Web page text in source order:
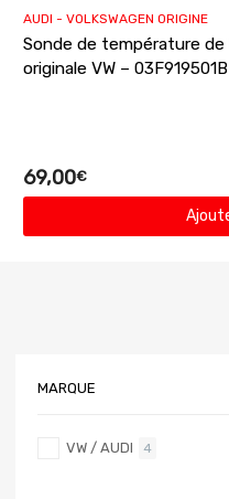
AUDI - VOLKSWAGEN ORIGINE
Sonde de température
originale VW – 03F919501B
69,00€
MARQUE
VW / AUDI 4